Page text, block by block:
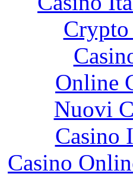
Online
Nuovi
Casino
Casino